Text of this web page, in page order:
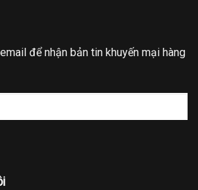
để nhận bản tin khuyến mại hàng